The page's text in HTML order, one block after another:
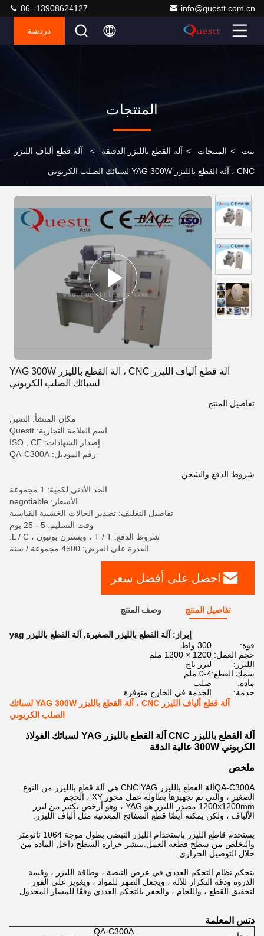
info@questt.com.cn
86--13908624127
دردشة
المنتجات
بيت > المنتجات > آلة القطع بالليزر الدقيقة > آلة قطع ألياف الليزر
CNC ، آلة القطع بالليزر YAG 300W لسبائك الصلب الكربوني
آلة قطع ألياف الليزر CNC ، آلة القطع بالليزر YAG 300W
لسبائك الصلب الكربوني
تفاصيل المنتج
مكان المنشأ: الصين
اسم العلامة التجارية: Questt
إصدار الشهادات: ISO , CE
رقم الموديل: QA-C300A
شروط الدفع والشحن
الحد الأدنى لكمية: 1 مجموعة
الأسعار: negotiable
تفاصيل التغليف: تصدير الحالات الخشبية القياسية
وقت التسليم: 5 - 25 يوم
شروط الدفع: T / T ، ويسترن يونيون ، L / C.
القدرة على العرض: 4500 مجموعة / سنة
احصل على أفضل سعر
تفاصيل المنتج وصف المنتج
إبراز: آلة القطع بالليزر الصغيرة, آلة القطع بالليزر yag
قوة:
300 واط
حجم العمل: 1200 × 1200 ملم
الليزر:
ليزر ياج
سمك القطع:0-4 ملم
مادة:
صلب
خدمة:
الخدمة في الخارج متوفرة
آلة قطع ألياف الليزر CNC ، آلة القطع بالليزر YAG 300W لسبائك
الصلب الكربوني
آلة القطع بالليزر CNC آلة القطع بالليزر YAG لسبائك الفولاذ
الكربوني 300W عالية الدقة
ملخص
QA-C300A
آلة القطع بالليزر CNC YAG هي آلة قطع بالليزر من النوع
الصغير ، والتي تم تجهيزها بطاولة عمل محور XY ، الحجم
1200x1200mm.مصدر الليزر هو YAG ، وهو أرخص بكثير من ليزر
الألياف ، ولكن يمكنه أيضًا قطع الصفائح المعدنية مثل ألياف الليزر.
يستخدم قاطع الليزر باستخدام الليزر النبضي بطول موجة 1064 نانومتر
والتخلص من سطح قطعة العمل.تنتشر حرارة السطح داخل المادة من
خلال التوصيل الحراري.
يتحكم نظام التحكم العددي في عرض النبضة ، وطاقة الليزر ، وقيمة
الذروة ودقة التكرار للآلة ، ويجعل الصهر للمواد ، ويغويز على الفور
لتحقيق القطع ، واللحام ، والحفر بالتحكم العددي وفقًا للمسار المجدول.
دتس المعلمة
QA-C300A